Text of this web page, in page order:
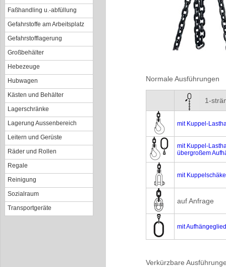
Faßhandling u.-abfüllung
Gefahrstoffe am Arbeitsplatz
Gefahrstofflagerung
Großbehälter
Hebezeuge
Hubwagen
Kästen und Behälter
Lagerschränke
Lagerung Aussenbereich
Leitern und Gerüste
Räder und Rollen
Regale
Reinigung
Sozialraum
Transportgeräte
Normale Ausführungen
1-
mit Kuppel-
mit Kuppel-
übergroßem
mit
auf Anfrage
mit Aufhängeglied
Verkürzbare